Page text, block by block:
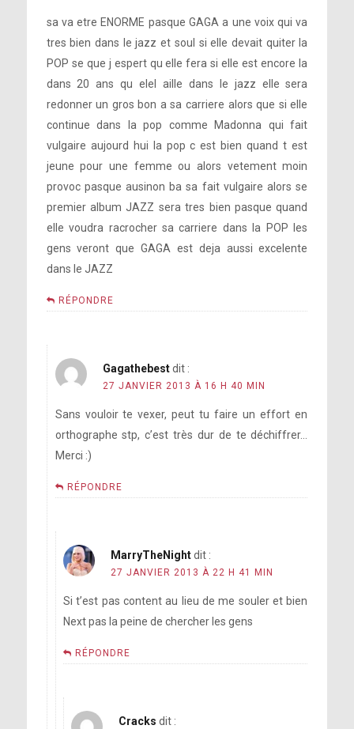
sa va etre ENORME pasque GAGA a une voix qui va
tres bien dans le jazz et soul si elle devait quiter la
POP se que j espert qu elle fera si elle est encore la
dans 20 ans qu elel aille dans le jazz elle sera
redonner un gros bon a sa carriere alors que si elle
continue dans la pop comme Madonna qui fait
vulgaire aujourd hui la pop c est bien quand t est
jeune pour une femme ou alors vetement moin
provoc pasque ausinon ba sa fait vulgaire alors se
premier album JAZZ sera tres bien pasque quand
elle voudra racrocher sa carriere dans la POP les
gens veront que GAGA est deja aussi excelente
dans le JAZZ
RÉPONDRE
Gagathebest dit :
27 JANVIER 2013 À 16 H 40 MIN
Sans vouloir te vexer, peut tu faire un effort en
orthographe stp, c’est très dur de te déchiffrer…
Merci :)
RÉPONDRE
MarryTheNightdit :
27 JANVIER 2013 À 22 H 41 MIN
Si t’est pas content au lieu de me souler et bien
Next pas la peine de chercher les gens
RÉPONDRE
Cracks dit :